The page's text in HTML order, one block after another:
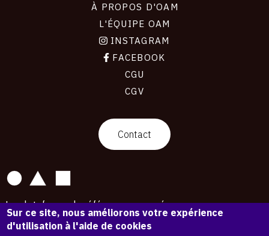
À PROPOS D'OAM
L'ÉQUIPE OAM
INSTAGRAM
FACEBOOK
CGU
CGV
Contact
La plateforme de référence pour créer,
conserver et promouvoir l'Histoire de l'Art.
Des catalogues raisonnés aux archives
Sur ce site, nous améliorons votre expérience
d'utilisation à l'aide de cookies